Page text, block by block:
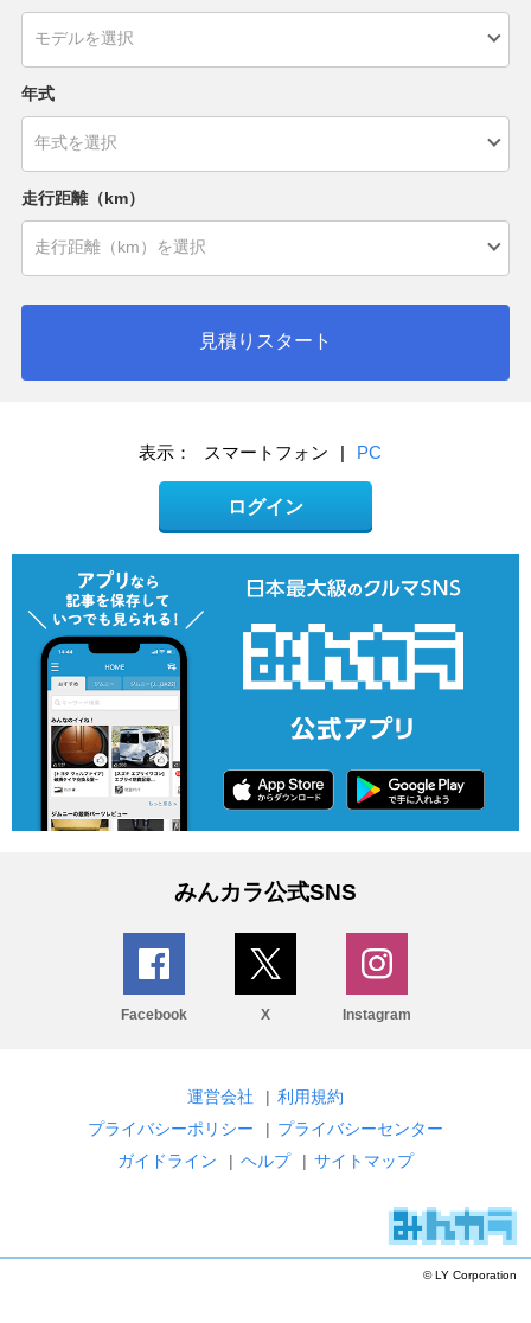
年式
走行距離（km）
見積りスタート
表示： スマートフォン | PC
ログイン
みんカラ公式SNS
Facebook X Instagram
運営会社 | 利用規約
プライバシーポリシー
| プライバシーセンター
ガイドライン
| ヘルプ | サイトマップ
© LY Corporation